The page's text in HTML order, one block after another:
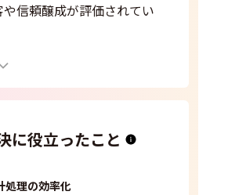
信頼醸成が評価されてい
に役立ったこと
処理の効率化